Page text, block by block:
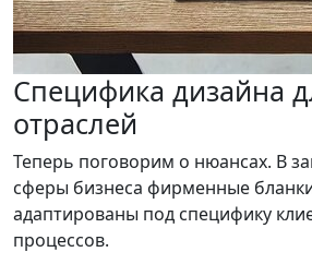
Специфика дизайна
отраслей
Теперь поговорим о нюансах. В
сферы бизнеса фирменные
адаптированы под специфику
процессов.